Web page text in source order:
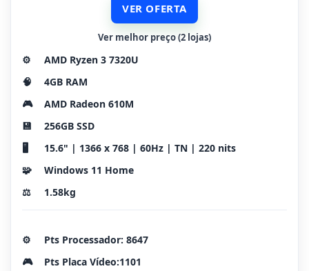
VER OFERTA
Ver melhor preço (2 lojas)
⚙️
AMD Ryzen 3 7320U
🧠
4GB RAM
🎮
AMD Radeon 610M
💾
256GB SSD
🖥️
15.6" | 1366 x 768 | 60Hz | TN | 220 nits
🧩
Windows 11 Home
⚖️
1.58kg
⚙️
Pts Processador: 8647
🎮
Pts Placa Vídeo:1101